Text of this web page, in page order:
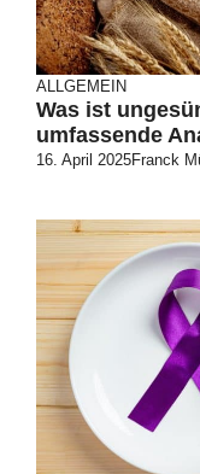
ALLGEMEIN
Was ist
umfassende
16. April 2025Franck